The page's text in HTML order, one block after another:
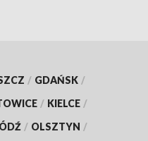
/ GDAŃSK /
/ KIELCE /
/ OLSZTYN /